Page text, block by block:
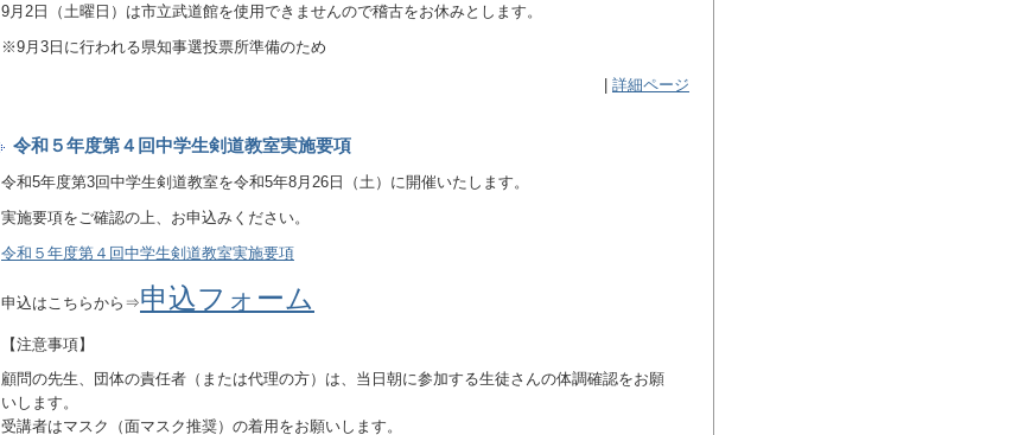
9月2日（土曜日）は市立武道館を使用できませんので稽古をお休みとし ます。
※9月3日に行われる県知事選投票所準備のため
詳細ページ
令和５年度第４回中学生剣道教室実施要項
令和5年度第3回中学生剣道教室を令和5年8月26日（土）に開催いたします。
実施要項をご確認の上、お申込みください。
令和５年度第４回中学生剣道教室実施要項
申込はこちらから⇒申込フォーム
【注意事項】
顧問の先生、団体の責任者（または代理の方）は、当日朝に参加する生徒さんの体調確認をお願
いします。
受講者はマスク（面マスク推奨）の着用をお願いします。